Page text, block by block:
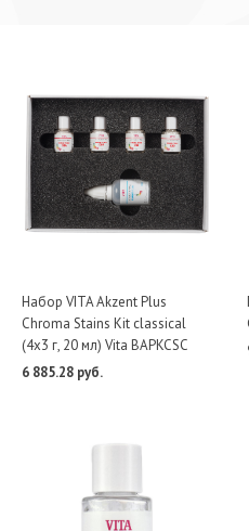
Набор VITA Akzent Plus
Chroma Stains Kit classical
(4х3 г, 20 мл) Vita BAPKCSC
6 885.28 руб.